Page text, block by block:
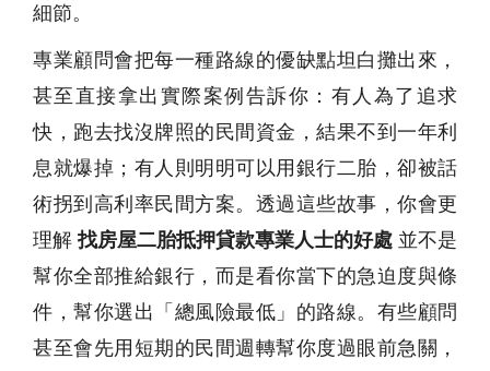
細節。
專業顧問會把每一種路線的優缺點坦白攤出來，
甚至直接拿出實際案例告訴你：有人為了追求
快，跑去找沒牌照的民間資金，結果不到一年利
息就爆掉；有人則明明可以用銀行二胎，卻被話
術拐到高利率民間方案。透過這些故事，你會更
理解找房屋二胎抵押貸款專業人士的好處 並不是
幫你全部推給銀行，而是看你當下的急迫度與條
件，幫你選出「總風險最低」的路線。有些顧問
甚至會先用短期的民間週轉幫你度過眼前急關，